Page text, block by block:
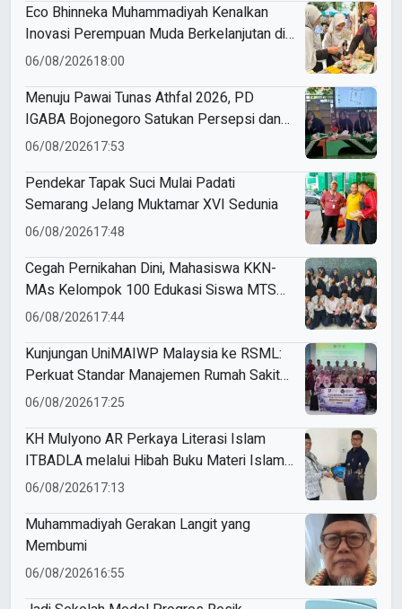
Eco Bhinneka Muhammadiyah Kenalkan
Inovasi Perempuan Muda Berkelanjutan di
Muktamar Nasyiatul Aisyiyah
06/08/202618:00
Menuju Pawai Tunas Athfal 2026, PD
IGABA Bojonegoro Satukan Persepsi dan
Utamakan Keselamatan Anak
06/08/202617:53
Pendekar Tapak Suci Mulai Padati
Semarang Jelang Muktamar XVI Sedunia
06/08/202617:48
Cegah Pernikahan Dini, Mahasiswa KKN-
MAs Kelompok 100 Edukasi Siswa MTS
Miftahul Ulum Tawangsari
06/08/202617:44
Kunjungan UniMAIWP Malaysia ke RSML:
Perkuat Standar Manajemen Rumah Sakit
Syariah
06/08/202617:25
KH Mulyono AR Perkaya Literasi Islam
ITBADLA melalui Hibah Buku Materi Islam
5 Jilid
06/08/202617:13
Muhammadiyah Gerakan Langit yang
Membumi
06/08/202616:55